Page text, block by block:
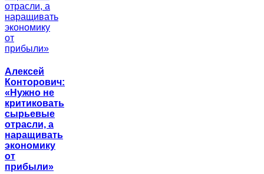
Алексей
Конторович:
«Нужно не
критиковать
сырьевые
отрасли, а
наращивать
экономику
от
прибыли»